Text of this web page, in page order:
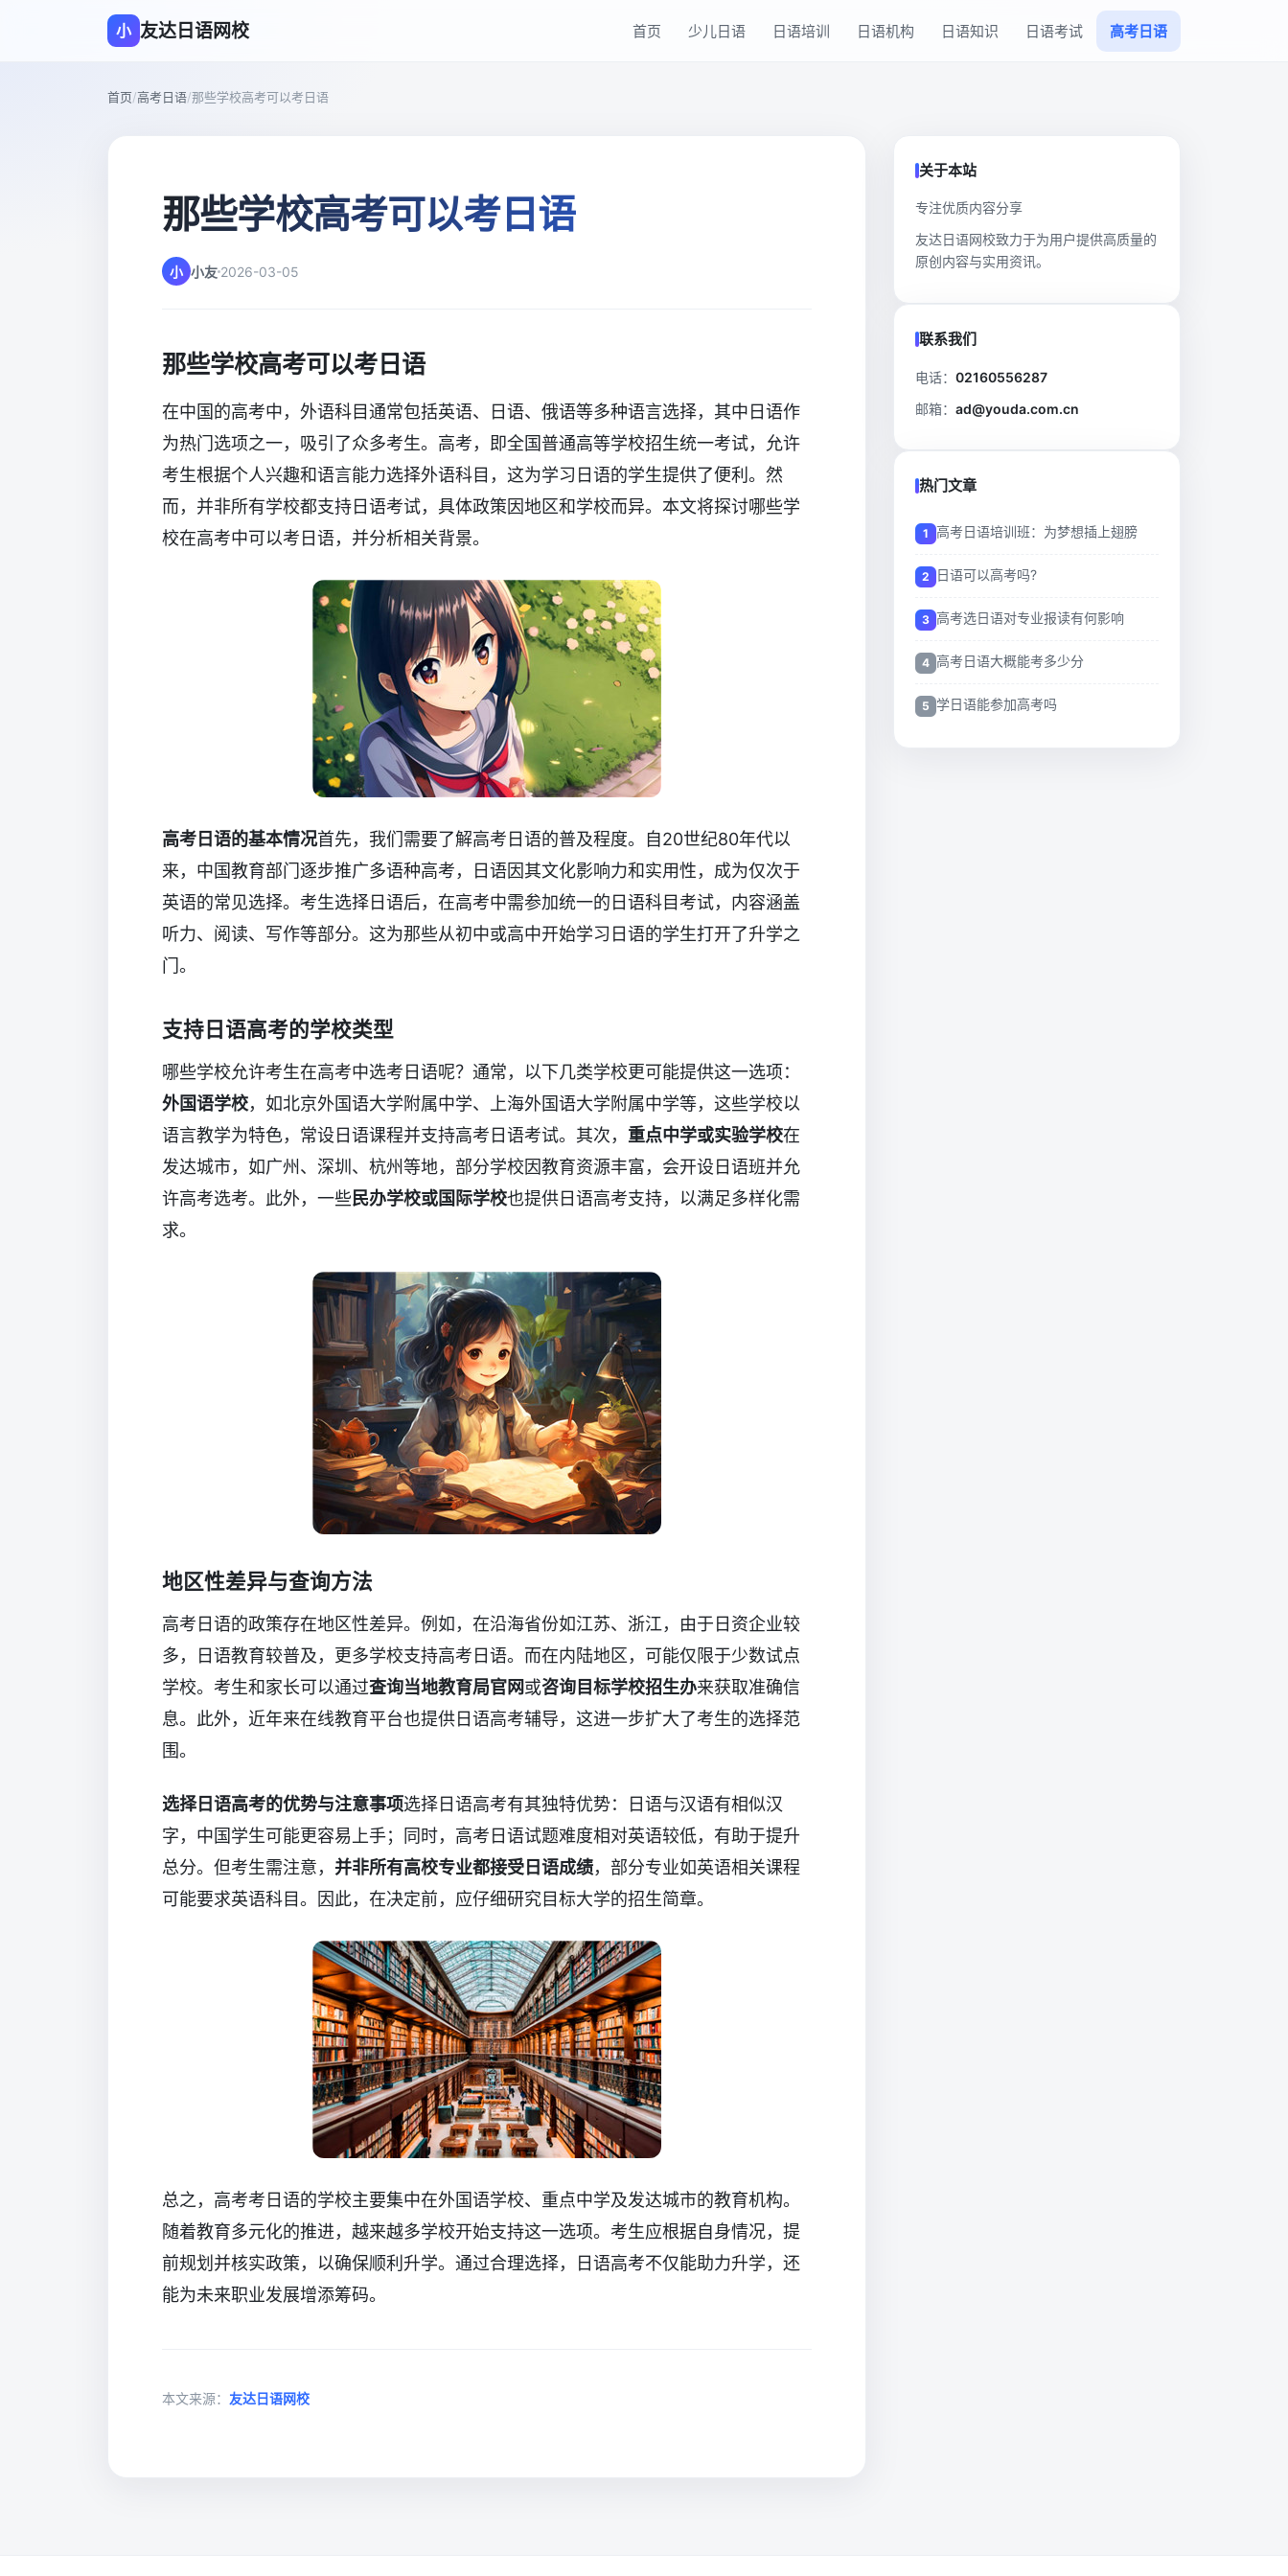
小 友达日语网校 首页 少儿日语 日语培训 日语机构 日语知识 日语考试 高考日语
首页/高考日语/那些学校高考可以考日语
那些学校高考可以考日语
小 小友 2026-03-05
那些学校高考可以考日语
在中国的高考中，外语科目通常包括英语、日语、俄语等多种语言选择，其中日语作
为热门选项之一，吸引了众多考生。高考，即全国普通高等学校招生统一考试，允许
考生根据个人兴趣和语言能力选择外语科目，这为学习日语的学生提供了便利。然
而，并非所有学校都支持日语考试，具体政策因地区和学校而异。本文将探讨哪些学
校在高考中可以考日语，并分析相关背景。
高考日语的基本情况首先，我们需要了解高考日语的普及程度。自20世纪80年代以
来，中国教育部门逐步推广多语种高考，日语因其文化影响力和实用性，成为仅次于
英语的常见选择。考生选择日语后，在高考中需参加统一的日语科目考试，内容涵盖
听力、阅读、写作等部分。这为那些从初中或高中开始学习日语的学生打开了升学之
门。
支持日语高考的学校类型
哪些学校允许考生在高考中选考日语呢？通常，以下几类学校更可能提供这一选项：
外国语学校，如北京外国语大学附属中学、上海外国语大学附属中学等，这些学校以
语言教学为特色，常设日语课程并支持高考日语考试。其次， 重点中学或实验学校在
发达城市，如广州、深圳、杭州等地，部分学校因教育资源丰富，会开设日语班并允
许高考选考。此外，一些 民办学校或国际学校也提供日语高考支持，以满足多样化需
求。
地区性差异与查询方法
高考日语的政策存在地区性差异。例如，在沿海省份如江苏、浙江，由于日资企业较
多，日语教育较普及，更多学校支持高考日语。而在内陆地区，可能仅限于少数试点
学校。考生和家长可以通过查询当地教育局官网或咨询目标学校招生办来获取准确信
息。此外，近年来在线教育平台也提供日语高考辅导，这进一步扩大了考生的选择范
围。
选择日语高考的优势与注意事项选择日语高考有其独特优势：日语与汉语有相似汉
字，中国学生可能更容易上手；同时，高考日语试题难度相对英语较低，有助于提升
总分。但考生需注意， 并非所有高校专业都接受日语成绩，部分专业如英语相关课程
可能要求英语科目。因此，在决定前，应仔细研究目标大学的招生简章。
总之，高考考日语的学校主要集中在外国语学校、重点中学及发达城市的教育机构。
随着教育多元化的推进，越来越多学校开始支持这一选项。考生应根据自身情况，提
前规划并核实政策，以确保顺利升学。通过合理选择，日语高考不仅能助力升学，还
能为未来职业发展增添筹码。
本文来源： 友达日语网校
关于本站
专注优质内容分享
友达日语网校致力于为用户提供高质量的
原创内容与实用资讯。
联系我们
电话： 02160556287
邮箱： ad@youda.com.cn
热门文章
高考日语培训班：为梦想插上翅膀
日语可以高考吗?
高考选日语对专业报读有何影响
高考日语大概能考多少分
学日语能参加高考吗